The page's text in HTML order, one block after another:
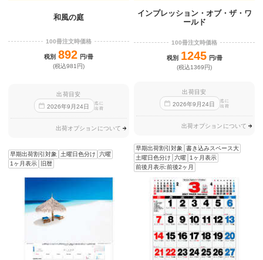
和風の庭
100冊注文時価格
税別 892 円/冊
(税込981円)
出荷目安
2026年9 月24日
迄に
出荷
出荷オプションについて
早期出荷割引対象 土曜日色分け
六曜
1ヶ月表示
旧暦
インプレッション・オブ・ザ・ワ
ールド
100冊注文時価格
税別 1245 円/冊
(税込1369円)
出荷目安
2026年9 月24日
迄に
出荷
出荷オプションについて
早期出荷割引対象
書き込みスペース大
土曜日色分け
六曜 1ヶ月表示
前後月表示:前後2ヶ月